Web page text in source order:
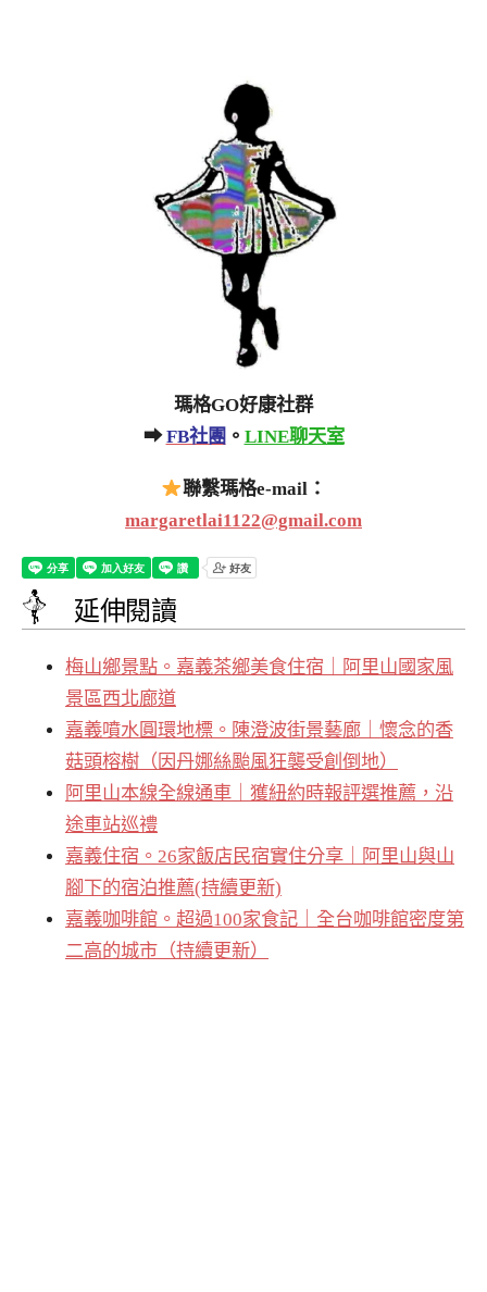
瑪格GO好康社群
➡FB社團 。 LINE聊天室
聯繫瑪格e-mail：
margaretlai1122@gmail.com
延伸閱讀
梅山鄉景點。嘉義茶鄉美食住宿｜阿里山國家風
景區西北廊道
嘉義噴水圓環地標。陳澄波街景藝廊｜懷念的香
菇頭榕樹（因丹娜絲颱風狂襲受創倒地）
阿里山本線全線通車｜獲紐約時報評選推薦，沿
途車站巡禮
嘉義住宿。26家飯店民宿實住分享｜阿里山與山
腳下的宿泊推薦(持續更新)
嘉義咖啡館。超過100家食記｜全台咖啡館密度第
二高的城市（持續更新）